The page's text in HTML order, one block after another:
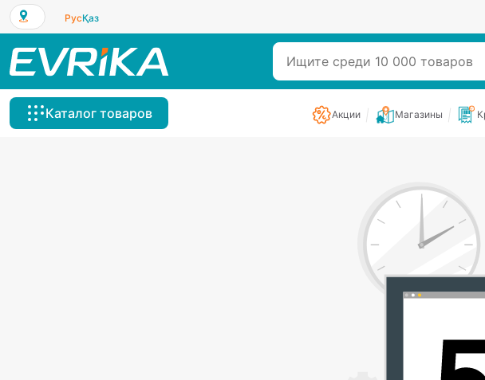
РусҚаз
Каталог товаров Акции Магазины